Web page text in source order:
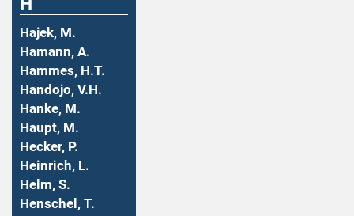
H
Hajek, M.
Hamann, A.
Hammes, H.T.
Handojo, V.H.
Hanke, M.
Haupt, M.
Hecker, P.
Heinrich, L.
Helm, S.
Henschel, T.